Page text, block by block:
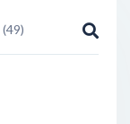
(49)